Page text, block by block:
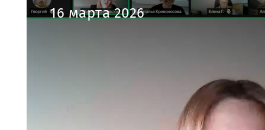
16 марта 2026